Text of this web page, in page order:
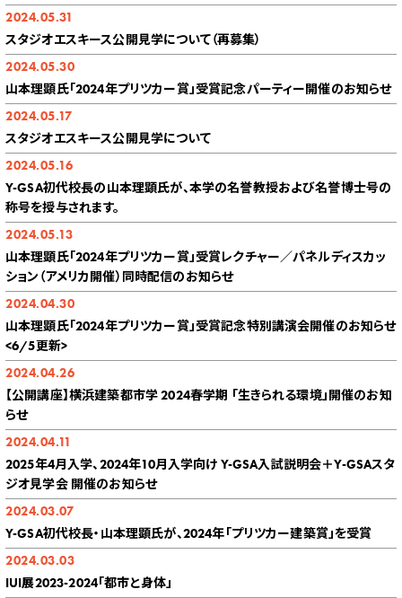
2024.05.31
スタジオエスキース公開見学について（再募集）
2024.05.30
山本理顕氏「2024年プリツカー賞」受賞記念パーティー開催のお知らせ
2024.05.17
スタジオエスキース公開見学について
2024.05.16
Y-GSA初代校長の山本理顕氏が、本学の名誉教授および名誉博士号の
称号を授与されます。
2024.05.13
山本理顕氏「2024年プリツカー賞」受賞レクチャー／パネルディスカッ
ション（アメリカ開催）同時配信のお知らせ
2024.04.30
山本理顕氏「2024年プリツカー賞」受賞記念特別講演会開催のお知らせ
<6/5更新>
2024.04.26
【公開講座】横浜建築都市学 2024春学期 「生きられる環境」開催のお知
らせ
2024.04.11
2025年4月入学、2024年10月入学向け Y-GSA入試説明会＋Y-GSAスタ
ジオ見学会 開催のお知らせ
2024.03.07
Y-GSA初代校長・山本理顕氏が、2024年「プリツカー建築賞」を受賞
2024.03.03
IUI展2023-2024「都市と身体」